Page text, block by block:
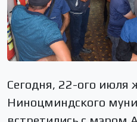
Сегодня, 22-ого июля
Ниноцминдского